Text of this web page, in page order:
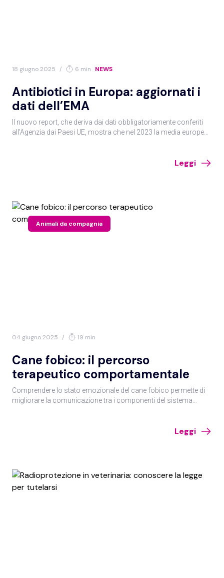
18 giugno 2025 / 6 min NEWS
Antibiotici in Europa: aggiornati i
dati dell’EMA
Il nuovo report, che deriva dai dati obbligatoriamente conferiti
all’Agenzia dai Paesi UE, mostra che nel 2023 la media europea
Leggi
Animali da compagnia
04 giugno 2025 / 19 min
Cane fobico: il percorso
terapeutico comportamentale
Comprendere lo stato emozionale del cane fobico permette di
migliorare la comunicazione tra i componenti del sistema
Leggi